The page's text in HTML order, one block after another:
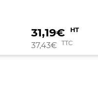
31,19€ HT
37,43€ TTC